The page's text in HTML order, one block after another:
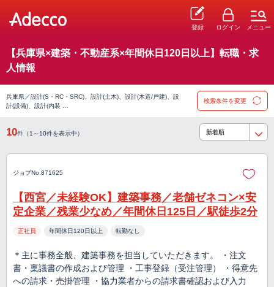
登録 ログイン メニュー
【兵庫県×建築・不動産系×年間休日120日以上】転職・求
人情報
兵庫県／設計(S・RC・SRC)、設計(土木)、設計(木造/戸建)、設
計(設備)、設計(内装 …
検索条件を変更
10件（1～10件を表示中）
ジョブNo.871625
【西宮／未経験OK】建築事務／老舗ゼネコン×安
定企業／残業少なめ／年間休日125日／駅徒歩2分
正社員 年間休日120日以上 転勤なし
＊主に事務全般、建築事務を担当していただきます。 ・注文
書・稟議書の作成および管理 ・工事登録（受注管理） ・得意先
への請求・売掛管理 ・協力業者からの請求書確認および入力